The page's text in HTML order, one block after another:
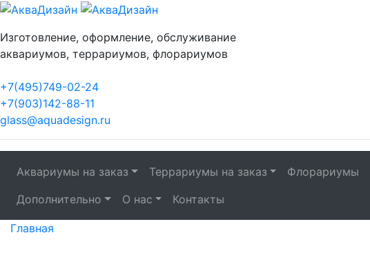
Изготовление, оформление, обслуживание
аквариумов, террариумов, флорариумов
+7(495)749-02-24
+7(903)142-88-11
glass@aquadesign.ru
Аквариумы на заказ Террариумы на заказ Флорариумы
Дополнительно
О нас Контакты
Главная